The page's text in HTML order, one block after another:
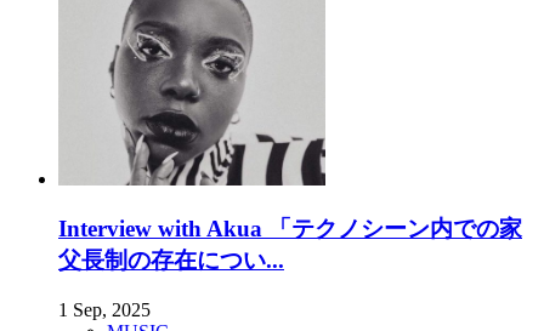
Interview with Akua 「テクノシーン内での家
父長制の存在につい...
1 Sep, 2025